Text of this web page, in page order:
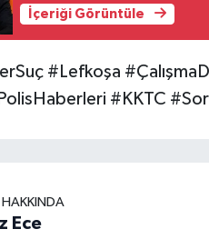
İçeriği Görüntüle
#Lefkoşa
#KKTC
HAKKINDA
Ece